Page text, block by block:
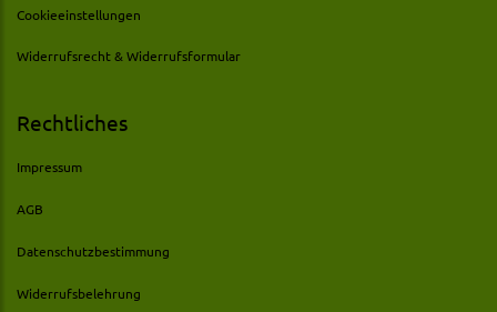
Cookieeinstellungen
Widerrufsrecht & Widerrufsformular
Rechtliches
Impressum
AGB
Datenschutzbestimmung
Widerrufsbelehrung